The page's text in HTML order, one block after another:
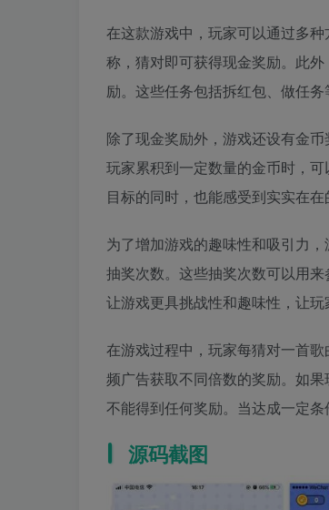
在这款游戏中，玩家可以通过多
称，猜对即可获得现金奖励。此
励。这些任务包括拆红包、做任
除了现金奖励外，游戏还设有金
玩家累积到一定数量的金币时，
目标的同时，也能感受到实实在在
为了增加游戏的趣味性和吸引力
抽奖次数。这些抽奖次数可以用
让游戏更具挑战性和趣味性，让玩
在游戏过程中，玩家每猜对一首
频广告获取不同倍数的奖励。如
不能得到任何奖励。当达成一定
源码截图